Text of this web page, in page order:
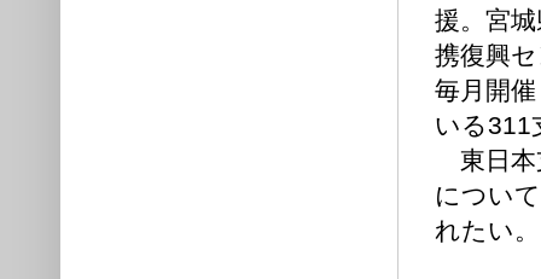
援。宮
携復興
毎月開
いる311
東日本
につい
れたい。